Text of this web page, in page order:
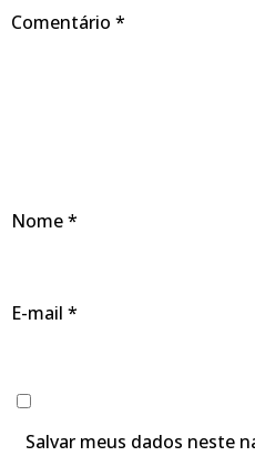
Comentário *
Nome*
E-mail *
Salvar meus dados neste